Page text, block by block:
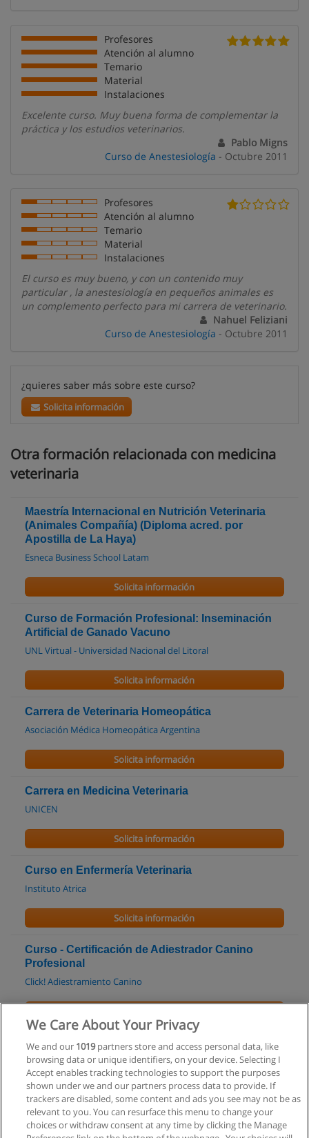
Profesores
Atención al alumno
Temario
Material
Instalaciones
Excelente curso. Muy buena forma de complementar la
práctica y los estudios veterinarios.
Pablo Migns
Curso de Anestesiología - Octubre 2011
Profesores
Atención al alumno
Temario
Material
Instalaciones
El curso es muy bueno, y con un contenido muy
particular , la anestesiología en pequeños animales es
un complemento perfecto para mi carrera de veterinario.
Nahuel Feliziani
Curso de Anestesiología - Octubre 2011
¿quieres saber más sobre este curso?
Solicita información
Otra formación relacionada con medicina
veterinaria
Maestría Internacional en Nutrición Veterinaria
(Animales Compañía) (Diploma acred. por
Apostilla de La Haya)
Esneca Business School Latam
Solicita información
Curso de Formación Profesional: Inseminación
Artificial de Ganado Vacuno
UNL Virtual - Universidad Nacional del Litoral
Solicita información
Carrera de Veterinaria Homeopática
Asociación Médica Homeopática Argentina
Solicita información
Carrera en Medicina Veterinaria
UNICEN
Solicita información
Curso en Enfermería Veterinaria
Instituto Atrica
Solicita información
Curso - Certificación de Adiestrador Canino
Profesional
Click! Adiestramiento Canino
Curso de Gestión de la Inocuidad Alimentaria
Federación Veterinaria Argentina (FeVA)
Solicita información
We Care About Your Privacy
We and our 1019partners store and access personal data, like
browsing data or unique identifiers, on your device. Selecting I
Accept enables tracking technologies to support the purposes
shown under we and our partners process data to provide. If
trackers are disabled, some content and ads you see may not be as
relevant to you. You can resurface this menu to change your
choices or withdraw consent at any time by clicking the Manage